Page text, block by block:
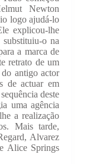
Newton
logo ajudá-lo
explicou-lhe
o na
a marca de
retrato de um
antigo actor
de actuar em
deste
uma agência
a realização
Mais tarde,
Alvarez
Alice Springs